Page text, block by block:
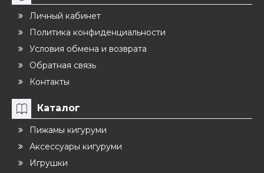
Личный кабинет
Политика конфиденциальности
Условия обмена и возврата
Обратная связь
Контакты
Каталог
Пижамы кигуруми
Аксессуары кигуруми
Игрушки